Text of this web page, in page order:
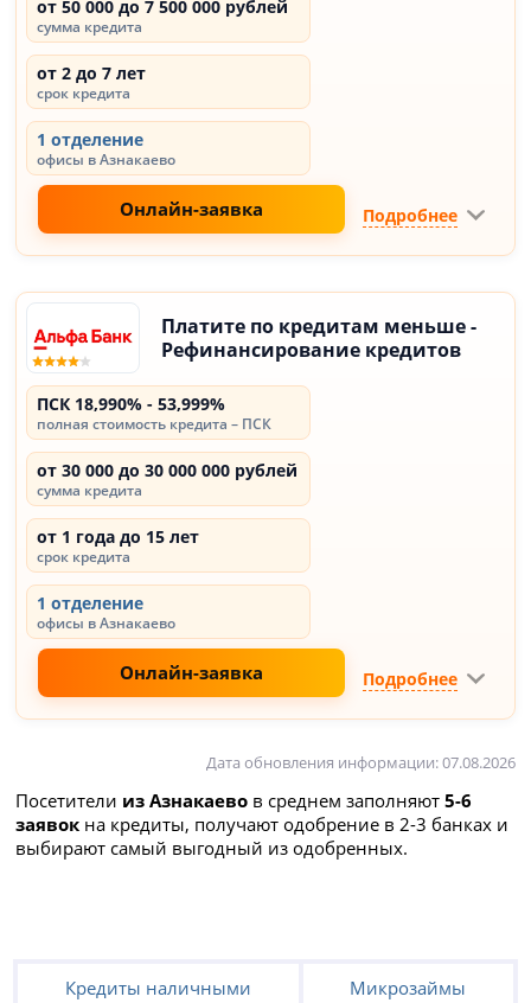
от 50 000 до 7 500 000 рублей
сумма кредита
от 2 до 7 лет
срок кредита
1 отделение
офисы в Азнакаево
Онлайн-заявка Подробнее
Платите по кредитам меньше -
Рефинансирование кредитов
ПСК 18,990% - 53,999%
полная стоимость кредита – ПСК
от 30 000 до 30 000 000 рублей
сумма кредита
от 1 года до 15 лет
срок кредита
1 отделение
офисы в Азнакаево
Онлайн-заявка Подробнее
Дата обновления информации: 07.08.2026
Посетители из Азнакаево в среднем заполняют5-6
заявок на кредиты, получают одобрение в 2-3 банках и
выбирают самый выгодный из одобренных.
Кредиты наличными Микрозаймы